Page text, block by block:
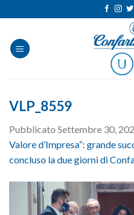
ai
contenuti
VLP_8559
Pubblicato Settembre 30,
Valore d’Impresa”: grande
concluso la due giorni di